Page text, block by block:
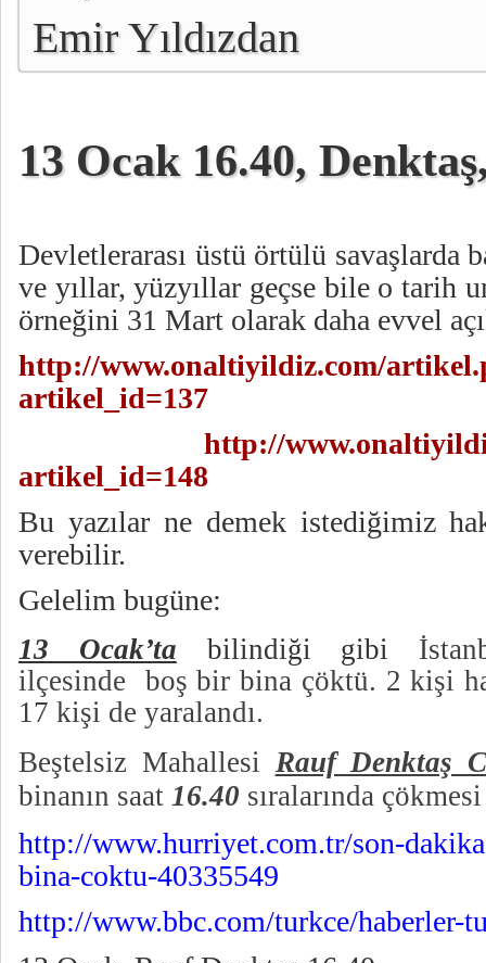
Emir Yıldızdan
13 Ocak 16.40,
Devletlerarası üstü örtülü savaşlarda
ve yıllar, yüzyıllar geçse bile o tarih
örneğini 31 Mart olarak daha evvel
http://www.onaltiyildiz.com/
artikel_id=137
http://
artikel_id=148
Bu yazılar ne demek istediğimiz
verebilir.
Gelelim bugüne:
13 Ocak’ta bilindiği gibi
ilçesinde boş bir bina çöktü. 2 kişi
17 kişi de yaralandı.
Beştelsiz Mahallesi Rauf Denktaş
binanın saat 16.40 sıralarında
http://www.hurriyet.com.tr/son-
bina-coktu-40335549
http://www.bbc.com/turkce/haberler-